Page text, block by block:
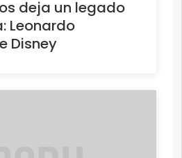
deja un legado
Leonardo
Disney